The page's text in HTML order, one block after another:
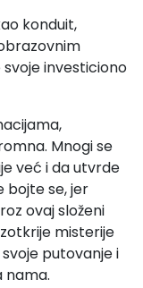
konduit,
investiciono
Mnogi se
već i da utvrde
bojte se, jer
ovaj složeni
misterije
putovanje i
nama.